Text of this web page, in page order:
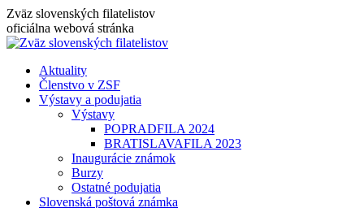
Skip
to
content
Zväz slovenských filatelistov
oficiálna webová stránka
Aktuality
Členstvo v ZSF
Výstavy a podujatia
Výstavy
POPRADFILA 2024
BRATISLAVAFILA 2023
Inaugurácie známok
Burzy
Ostatné podujatia
Slovenská poštová známka